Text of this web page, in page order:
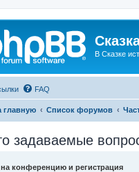
В Сказке
FAQ
главную Список форумов
задаваемые
конференцию и регистрация